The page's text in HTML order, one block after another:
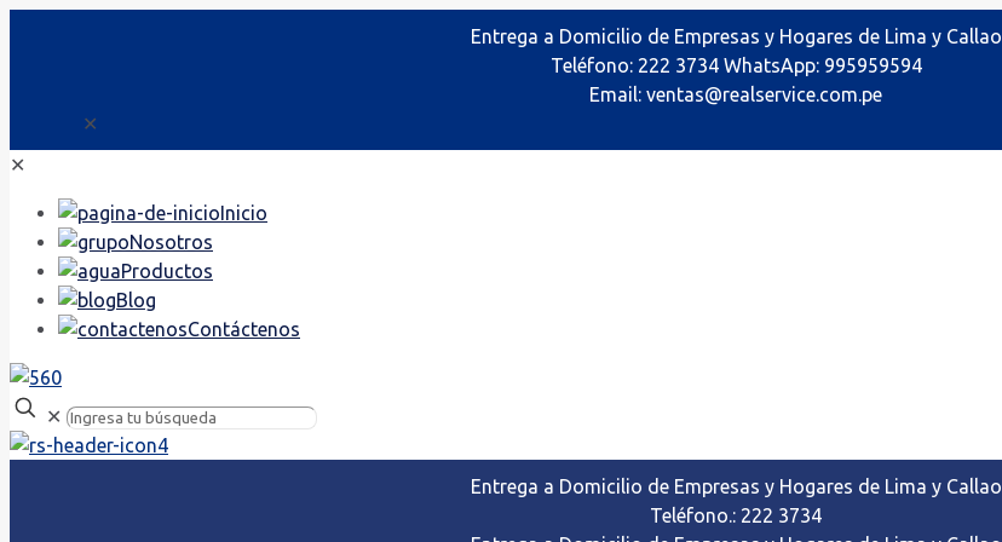
Entrega a Domicilio de Empresas y Hogares de Lima y Callao
Teléfono: 222 3734 WhatsApp: 995959594
Email: ventas@realservice.com.pe
✕
✕
Inicio
Nosotros
Productos
Blog
Contáctenos
✕
Entrega a Domicilio de Empresas y Hogares de Lima y Callao
Teléfono.: 222 3734